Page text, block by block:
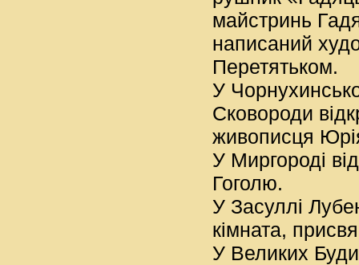
майстринь
написаний
Перетятьком.
У
Сковороди
живописця
У Миргороді
Гоголю.
У Засуллі
кімната,
У Великих